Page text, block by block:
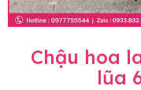
Chậu hoa
lũa